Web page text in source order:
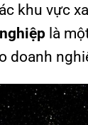
khu vực
là
doanh